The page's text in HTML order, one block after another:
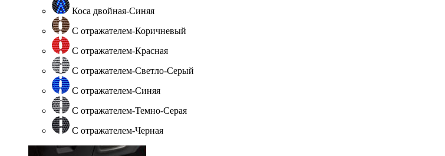
Коса двойная-Синяя
С отражателем-Коричневый
С отражателем-Красная
С отражателем-Светло-Серый
С отражателем-Синяя
С отражателем-Темно-Серая
С отражателем-Черная